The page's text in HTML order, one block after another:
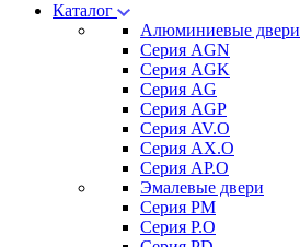
Каталог
Алюминиевые двери
Серия AGN
Серия AGK
Серия AG
Серия AGP
Серия AV.O
Серия AX.O
Серия AP.O
Эмалевые двери
Серия PM
Серия P.O